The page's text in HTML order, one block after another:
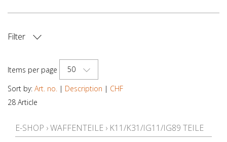
Filter
Items per page
50
Sort by: Art. no. | Description | CHF
28 Article
E-SHOP ›WAFFENTEILE › K11/K31/IG11/IG89 TEILE